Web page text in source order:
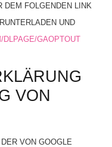
DEM FOLGENDEN LINK
UND
DLPAGE/GAOPTOUT
VON
VON GOOGLE